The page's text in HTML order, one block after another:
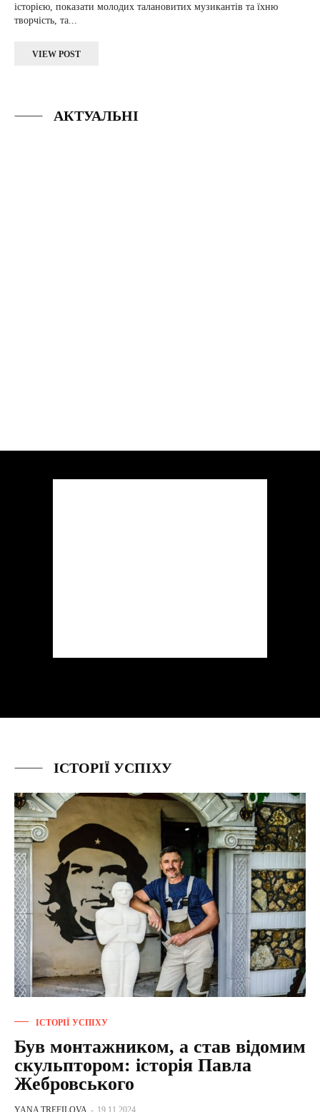
історією, показати молодих талановитих музикантів та їхню
творчість, та...
VIEW POST
АКТУАЛЬНІ
ІСТОРІЇ УСПІХУ
ІСТОРІЇ УСПІХУ
Був монтажником, а став відомим
скульптором: історія Павла
Жебровського
YANA TREFILOVA - 19.11.2024